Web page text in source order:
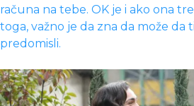
računa na tebe. OK je i ako ona
toga, važno je da zna da može da
predomisli.